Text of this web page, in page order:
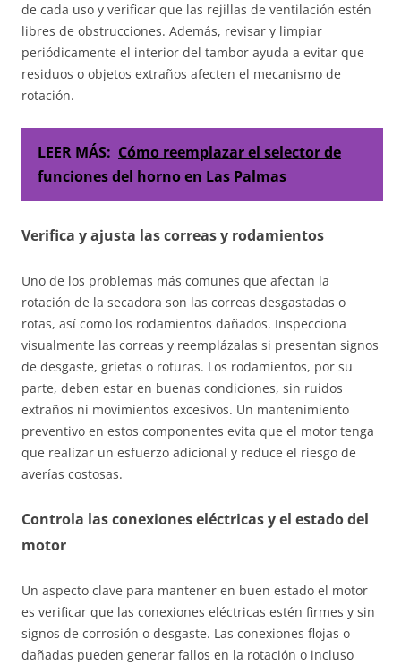
de cada uso y verificar que las rejillas de ventilación estén
libres de obstrucciones. Además, revisar y limpiar
periódicamente el interior del tambor ayuda a evitar que
residuos o objetos extraños afecten el mecanismo de
rotación.
LEER MÁS: Cómo reemplazar el selector de
funciones del horno en Las Palmas
Verifica y ajusta las correas y rodamientos
Uno de los problemas más comunes que afectan la
rotación de la secadora son las correas desgastadas o
rotas, así como los rodamientos dañados. Inspecciona
visualmente las correas y reemplázalas si presentan signos
de desgaste, grietas o roturas. Los rodamientos, por su
parte, deben estar en buenas condiciones, sin ruidos
extraños ni movimientos excesivos. Un mantenimiento
preventivo en estos componentes evita que el motor tenga
que realizar un esfuerzo adicional y reduce el riesgo de
averías costosas.
Controla las conexiones eléctricas y el estado del
motor
Un aspecto clave para mantener en buen estado el motor
es verificar que las conexiones eléctricas estén firmes y sin
signos de corrosión o desgaste. Las conexiones flojas o
dañadas pueden generar fallos en la rotación o incluso